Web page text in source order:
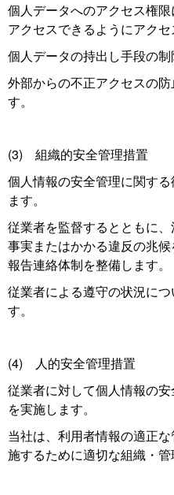
個人データへのアクセス権
アクセスできるようにアクセ
個人データの持出し手段の制
外部からの不正アクセスの
す。
(3) 組織的安全管理措置
個人情報の安全管理に関す
ます。
従業者を監督するとともに
事実またはかかる違反の兆
報告連絡体制を整備します。
従業者による遵守の状況に
す。
(4) 人的安全管理措置
従業者に対して個人情報の
を実施します。
当社は、利用者情報の適正
施するために適切な組織・管